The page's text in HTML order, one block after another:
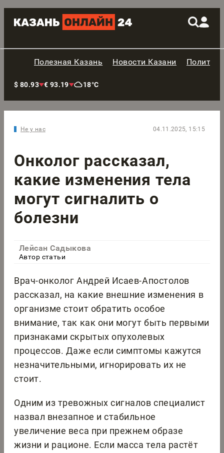
Полезная Казань Новости Казани
$ 80.93 € 93.19 18°C
Не у нас 04.11.2025, 15:15
Онколог рассказал,
какие изменения тела
могут сигналить о
болезни
Лейсан Садыкова
Автор статьи
Врач‑онколог Андрей Исаев‑Апостолов
рассказал, на какие внешние изменения в
организме стоит обратить особое
внимание, так как они могут быть первыми
признаками скрытых опухолевых
процессов. Даже если симптомы кажутся
незначительными, игнорировать их не
стоит.
Одним из тревожных сигналов специалист
назвал внезапное и стабильное
увеличение веса при прежнем образе
жизни и рационе. Если масса тела растёт